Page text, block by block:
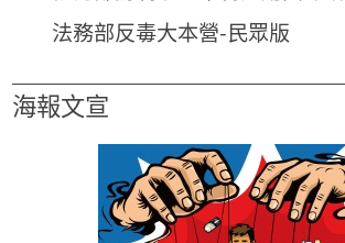
法務部反毒大本營-民眾版
海報文宣